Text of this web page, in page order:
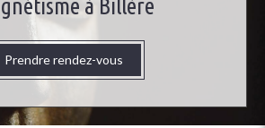
à Billère
Prendre rendez-vous